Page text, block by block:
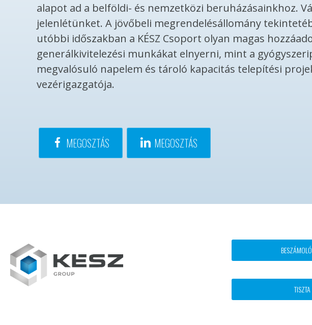
alapot ad a belföldi- és nemzetközi beruházásainkhoz.
jelenlétünket. A jövőbeli megrendelésállomány
utóbbi időszakban a KÉSZ Csoport olyan magas
generálkivitelezési munkákat elnyerni, mint a
megvalósuló napelem és tároló kapacitás telepítési
vezérigazgatója.
MEGOSZTÁS MEGOSZTÁS
Footer
block
menü